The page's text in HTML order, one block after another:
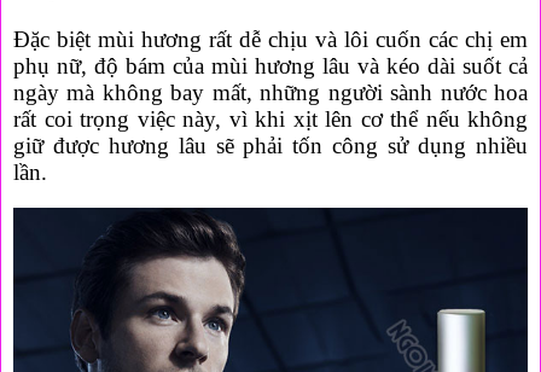
Đặc biệt mùi hương rất dễ chịu và lôi cuốn các chị em
phụ nữ, độ bám của mùi hương lâu và kéo dài suốt cả
ngày mà không bay mất, những người sành nước hoa
rất coi trọng việc này, vì khi xịt lên cơ thể nếu không
giữ được hương lâu sẽ phải tốn công sử dụng nhiều
lần.